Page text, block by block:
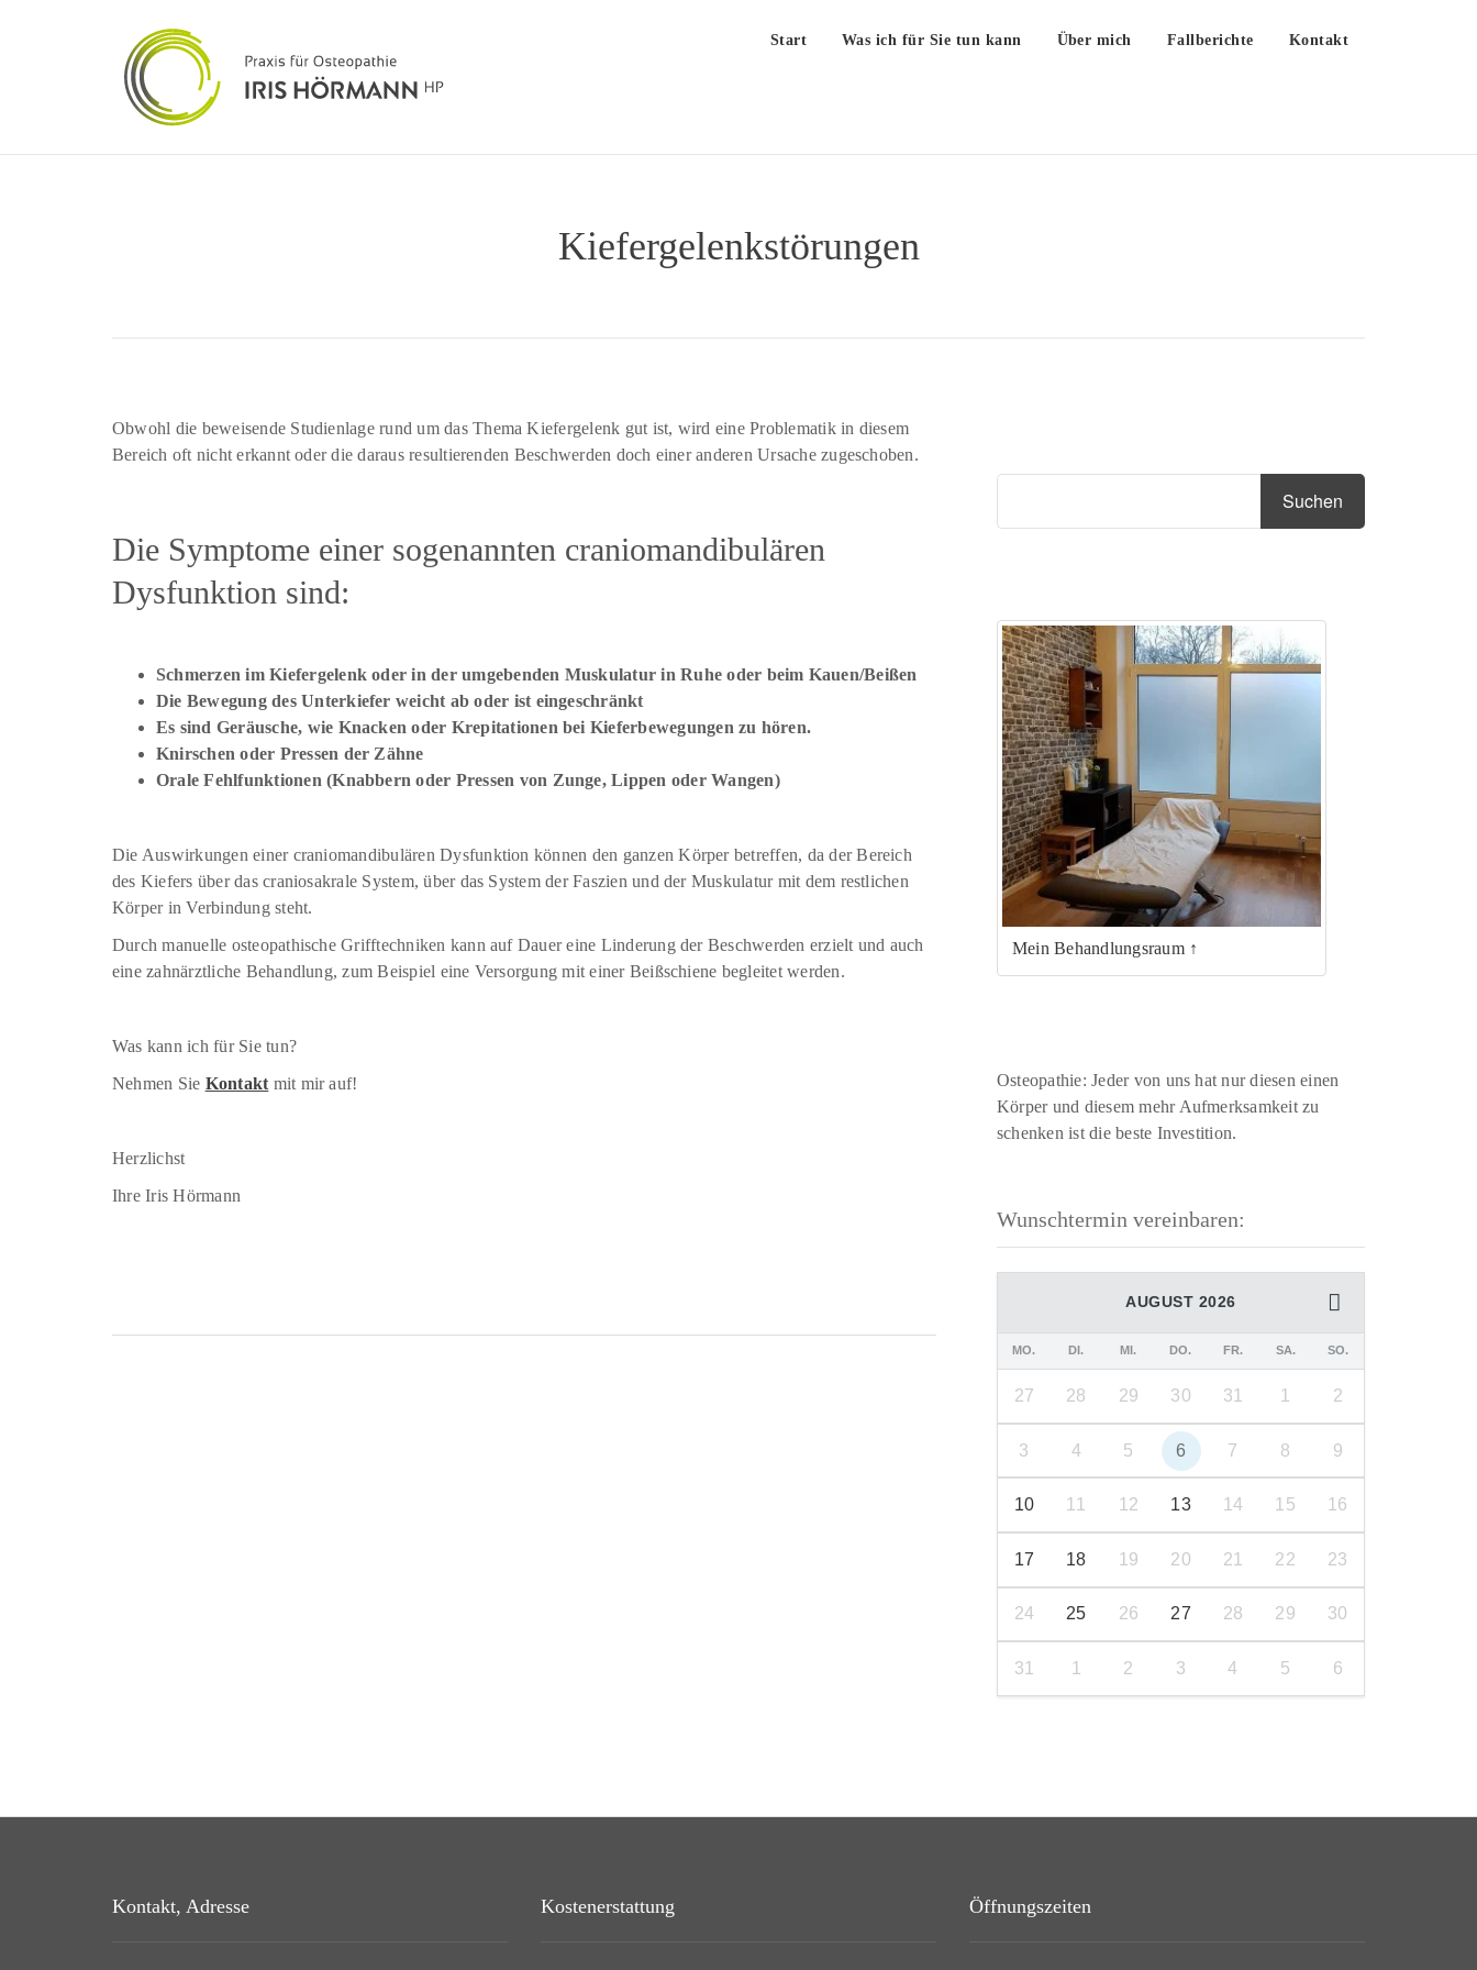
Start Was ich für Sie tun kann Über mich Fallberichte Kontakt
Kiefergelenkstörungen
Obwohl die beweisende Studienlage rund um das Thema Kiefergelenk gut ist, wird eine Problematik in diesem
Bereich oft nicht erkannt oder die daraus resultierenden Beschwerden doch einer anderen Ursache zugeschoben.
Die Symptome einer sogenannten craniomandibulären
Dysfunktion sind:
Schmerzen im Kiefergelenk oder in der umgebenden Muskulatur in Ruhe oder beim Kauen/Beißen
Die Bewegung des Unterkiefer weicht ab oder ist eingeschränkt
Es sind Geräusche, wie Knacken oder Krepitationen bei Kieferbewegungen zu hören.
Knirschen oder Pressen der Zähne
Orale Fehlfunktionen (Knabbern oder Pressen von Zunge, Lippen oder Wangen)
Die Auswirkungen einer craniomandibulären Dysfunktion können den ganzen Körper betreffen, da der Bereich
des Kiefers über das craniosakrale System, über das System der Faszien und der Muskulatur mit dem restlichen
Körper in Verbindung steht.
Durch manuelle osteopathische Grifftechniken kann auf Dauer eine Linderung der Beschwerden erzielt und auch
eine zahnärztliche Behandlung, zum Beispiel eine Versorgung mit einer Beißschiene begleitet werden.
Was kann ich für Sie tun?
Nehmen Sie Kontakt mit mir auf!
Herzlichst
Ihre Iris Hörmann
Mein Behandlungsraum ↑
Osteopathie: Jeder von uns hat nur diesen einen
Körper und diesem mehr Aufmerksamkeit zu
schenken ist die beste Investition.
Wunschtermin vereinbaren:
AUGUST 2026
MO. DI. MI. DO. FR. SA. SO.
27 28 29 30 31 1 2
3 4 5 6 7 8 9
10 11 12 13 14 15 16
17 18 19 20 21 22 23
24 25 26 27 28 29 30
31 1 2 3 4 5 6
Kontakt, Adresse Kostenerstattung Öffnungszeiten